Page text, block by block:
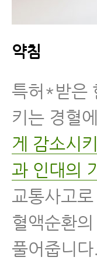
약침
특허*받은
키는 경혈
게 감소시
과 인대의
교통사고
혈액순환
풀어줍니다.